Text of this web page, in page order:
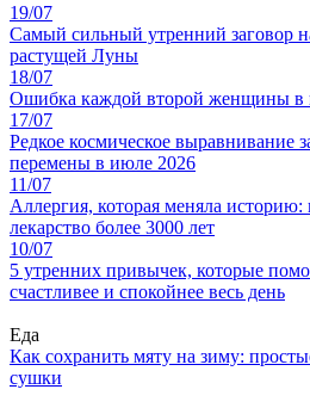
19/07
Самый сильный утренний заговор
растущей Луны
18/07
Ошибка каждой второй женщины в
17/07
Редкое космическое выравнивание
перемены в июле 2026
11/07
Аллергия, которая меняла историю:
лекарство более 3000 лет
10/07
5 утренних привычек, которые
счастливее и спокойнее весь день
Еда
Как сохранить мяту на зиму:
сушки